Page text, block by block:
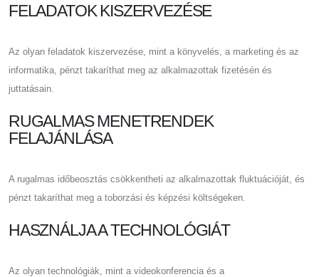
FELADATOK KISZERVEZÉSE
Az olyan feladatok kiszervezése, mint a könyvelés, a marketing és az
informatika, pénzt takaríthat meg az alkalmazottak fizetésén és
juttatásain.
RUGALMAS MENETRENDEK
FELAJÁNLÁSA
A rugalmas időbeosztás csökkentheti az alkalmazottak fluktuációját, és
pénzt takaríthat meg a toborzási és képzési költségeken.
HASZNÁLJA A TECHNOLÓGIÁT
Az olyan technológiák, mint a videokonferencia és a